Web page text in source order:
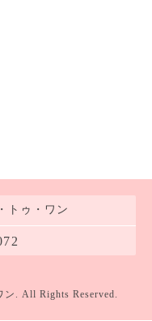
トゥ・ワン
ン . All Rights Reserved.